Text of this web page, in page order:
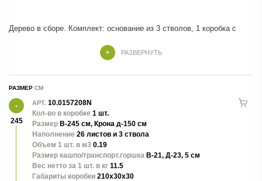
Дерево в сборе. Комплект: основание из 3 стволов, 1 коробка с
РАЗВЕРНУТЬ
РАЗМЕР
245
АРТ. 10.0157208N
Кол-во в коробке 1 шт.
Размер В-245 см, Крона д-150 см
Наполнение 26 листов и 3 ствола
Объем 1 шт. в м3 0.19
Размер кашпо/транспорт.горшка В-21, Д-23, 5 см
Вес нетто за 1 шт. в кг 11.5
Габариты коробки 210x30x30